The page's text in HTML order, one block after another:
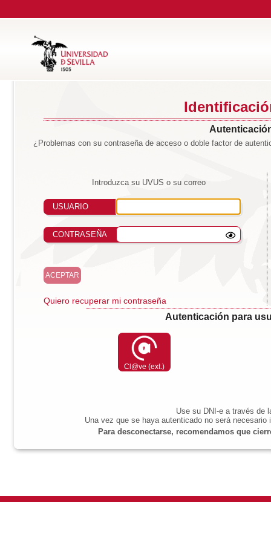
¿Problemas con su contraseña de acceso o doble factor de
Introduzca su UVUS o su correo
USUARIO
CONTRASEÑA
Quiero recuperar mi contraseña
Autenticación para
Cl@ve (ext.)
Use su DNI-e a través de
Una vez que se haya autenticado no será
Para desconectarse, recomendamos que